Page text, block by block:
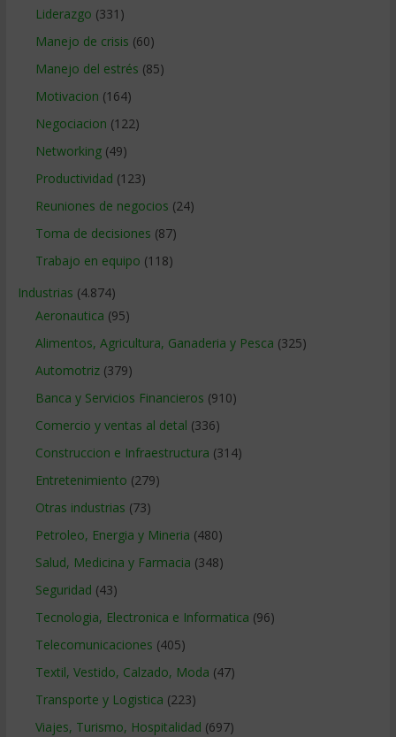
Liderazgo (331)
Manejo de crisis (60)
Manejo del estrés (85)
Motivacion (164)
Negociacion (122)
Networking(49)
Productividad (123)
Reuniones de negocios (24)
Toma de decisiones (87)
Trabajo en equipo (118)
Industrias (4.874)
Aeronautica (95)
Alimentos, Agricultura, Ganaderia y Pesca (325)
Automotriz(379)
Banca y Servicios Financieros (910)
Comercio y ventas al detal (336)
Construccion e Infraestructura (314)
Entretenimiento (279)
Otras industrias (73)
Petroleo, Energia y Mineria (480)
Salud, Medicina y Farmacia (348)
Seguridad (43)
Tecnologia, Electronica e Informatica (96)
Telecomunicaciones (405)
Textil, Vestido, Calzado, Moda (47)
Transporte y Logistica (223)
Viajes, Turismo, Hospitalidad (697)